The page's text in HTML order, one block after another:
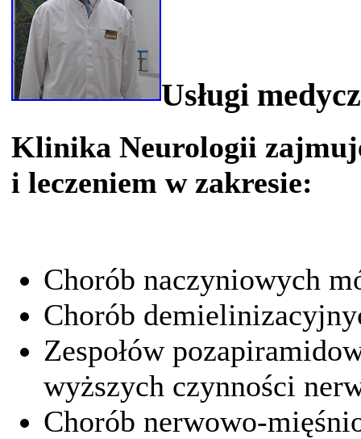
Usługi
Klinika Neurologii
i leczeniem w zakresie:
Chorób naczyniowych
Chorób
Zespołów
wyższych czynności
Chorób nerwowo-